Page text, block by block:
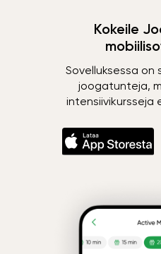
Kokeile
Sovelluksessa on
joogatunteja,
intensiivikursseja